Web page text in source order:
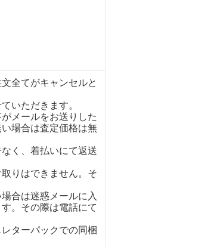
全てがキャンセルと
いただきます。
メールをお送りした
場合は査定価格は無
く、着払いにて返送
りはできません。そ
合は迷惑メールに入
。その際は電話にて
ターパックでの同梱